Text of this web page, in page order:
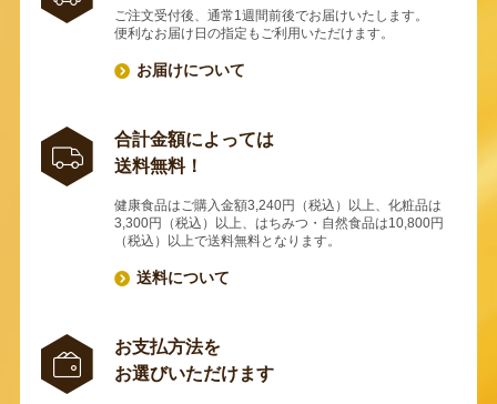
ご注文受付後、通常1週間前後でお届けいたします。
便利なお届け日の指定もご利用いただけます。
お届けについて
合計金額によっては
送料無料！
健康食品はご購入金額3,240円（税込）以上、化粧品は
3,300円（税込）以上、はちみつ・自然食品は10,800円
（税込）以上で送料無料となります。
送料について
お支払方法を
お選びいただけます